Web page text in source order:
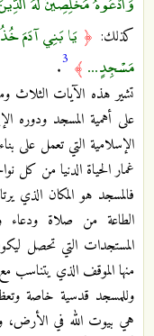
كذلك: ﴿يَا بَنِي آدَمَ
مَسْجِدٍ ... ﴾ 3
.
تشير هذه الآيات الثلاث
على أهمية المسجد ودوره
الإسلامية التي تعمل على
غمار الحياة الدنيا من كل
فالمسجد هو المكان الذي
الطاعة من صلاة ودعاء
المستجدات التي تحصل
منها الموقف الذي يتناسب
وللمسجد قدسية خاصة
هي بيوت الله في الأرض،